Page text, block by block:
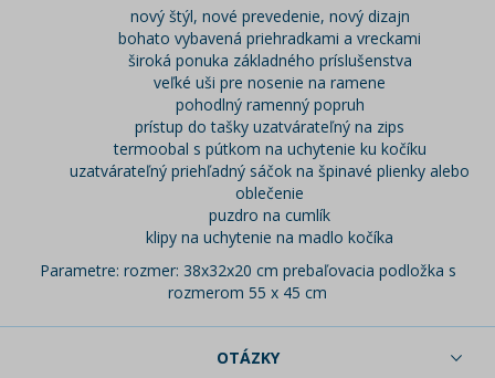
nový štýl, nové prevedenie, nový dizajn
bohato vybavená priehradkami a vreckami
široká ponuka základného príslušenstva
veľké uši pre nosenie na ramene
pohodlný ramenný popruh
prístup do tašky uzatvárateľný na zips
termoobal s pútkom na uchytenie ku kočíku
uzatvárateľný priehľadný sáčok na špinavé plienky alebo
oblečenie
puzdro na cumlík
klipy na uchytenie na madlo kočíka
Parametre: rozmer: 38x32x20 cm prebaľovacia podložka s
rozmerom 55 x 45 cm
OTÁZKY